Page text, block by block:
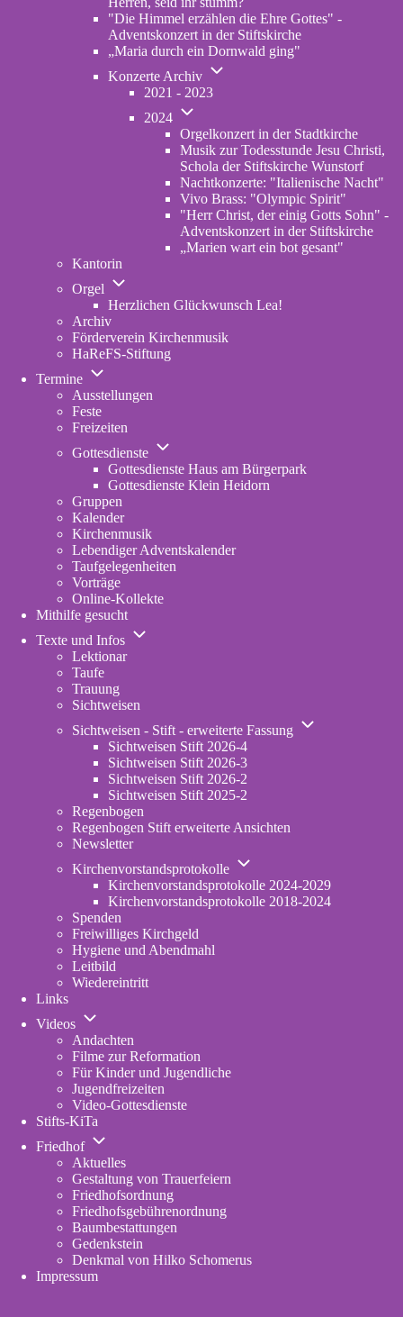
"Die Himmel erzählen die Ehre Gottes" -
Adventskonzert in der Stiftskirche
„Maria durch ein Dornwald ging"
Konzerte Archiv
Unternavigation
Konzerte
2021 - 2023
2024
Unternavigation
2024
Orgelkonzert in der Stadtkirche
Musik zur Todesstunde Jesu Christi,
Schola der Stiftskirche Wunstorf
Nachtkonzerte: "Italienische Nacht"
Vivo Brass: "Olympic Spirit"
"Herr Christ, der einig Gotts Sohn" -
Adventskonzert in der Stiftskirche
„Marien wart ein bot gesant"
Kantorin
Orgel
Unternavigation
Orgel
Herzlichen Glückwunsch Lea!
Archiv
Förderverein Kirchenmusik
HaReFS-Stiftung
Termine
Unternavigation
Termine
Ausstellungen
Feste
Freizeiten
Gottesdienste
Unternavigation
Gottesdienste
Gottesdienste Haus am Bürgerpark
Gottesdienste Klein Heidorn
Gruppen
Kalender
Kirchenmusik
Lebendiger Adventskalender
Taufgelegenheiten
Vorträge
Online-Kollekte
Mithilfe gesucht
Texte und Infos
Unternavigation
Lektionar
Taufe
Trauung
Sichtweisen
Sichtweisen - Stift - erweiterte Fassung
Unternavigation
Sichtweisen Stift 2026-4
Sichtweisen Stift 2026-3
Sichtweisen Stift 2026-2
Sichtweisen Stift 2025-2
Regenbogen
Regenbogen Stift erweiterte Ansichten
Newsletter
Kirchenvorstandsprotokolle
Unternavigation
Kirchenvorstandsprotokolle
Kirchenvorstandsprotokolle 2024-2029
Kirchenvorstandsprotokolle 2018-2024
Spenden
Freiwilliges Kirchgeld
Hygiene und Abendmahl
Leitbild
Wiedereintritt
Links
Videos
Unternavigation
Videos
Andachten
Filme zur Reformation
Für Kinder und Jugendliche
Jugendfreizeiten
Video-Gottesdienste
Stifts-KiTa
in
tab)
Friedhof
Unternavigation
Friedhof
Aktuelles
Gestaltung von Trauerfeiern
Friedhofsordnung
Friedhofsgebührenordnung
tab)
Baumbestattungen
Gedenkstein
Denkmal von Hilko Schomerus
Impressum